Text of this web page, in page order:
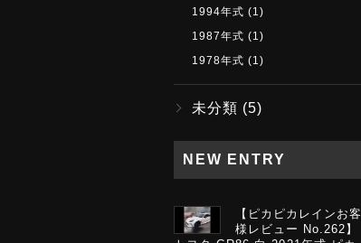
1994年式 (1)
1987年式 (1)
1978年式 (1)
未分類 (5)
NEW ENTRY
【ピカピカレインお客
様レビュー No.262】